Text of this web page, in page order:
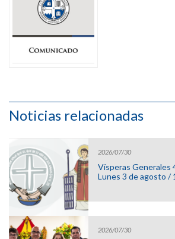
Noticias relacionadas
2026/07/30
Vísperas Generales
Lunes 3 de agosto /
2026/07/30